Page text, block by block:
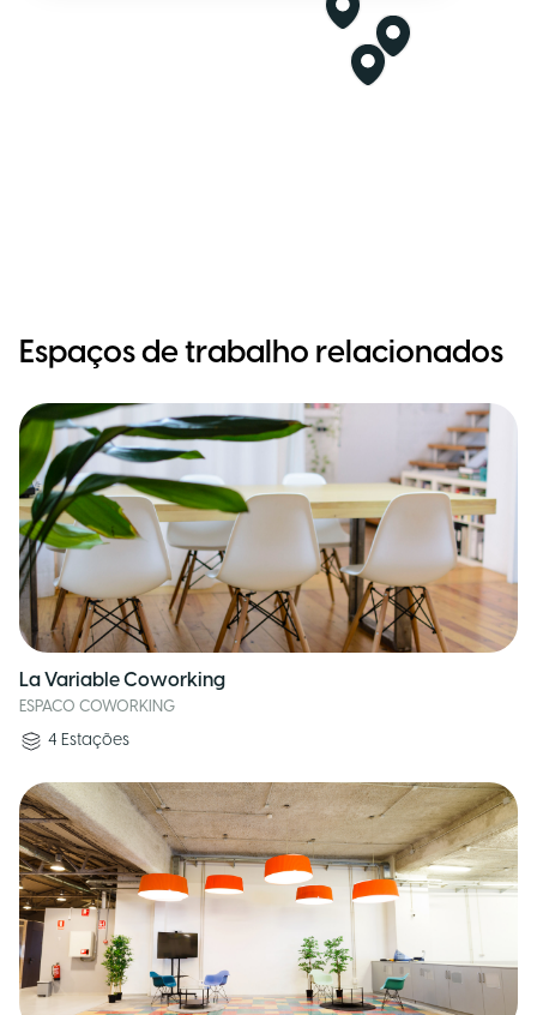
Espaços de trabalho relacionados
La Variable Coworking
ESPACO COWORKING
4 Estações